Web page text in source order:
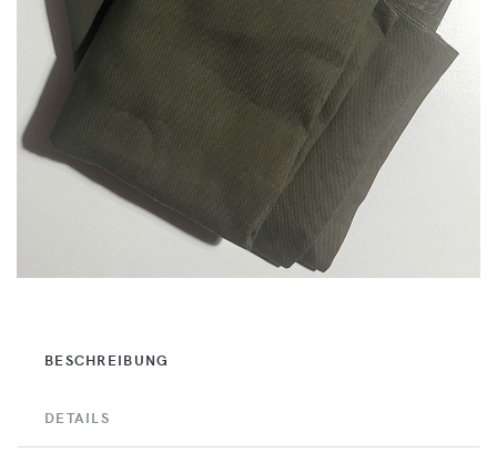
BESCHREIBUNG
DETAILS